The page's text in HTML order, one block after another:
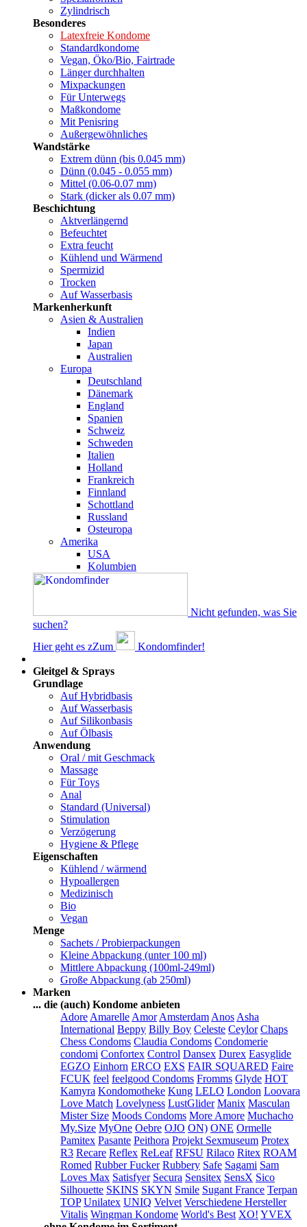
Zylindrisch
Besonderes
Latexfreie Kondome
Standardkondome
Vegan, Öko/Bio, Fairtrade
Länger durchhalten
Mixpackungen
Für Unterwegs
Maßkondome
Mit Penisring
Außergewöhnliches
Wandstärke
Extrem dünn (bis 0.045 mm)
Dünn (0.045 - 0.055 mm)
Mittel (0.06-0.07 mm)
Stark (dicker als 0.07 mm)
Beschichtung
Aktverlängernd
Befeuchtet
Extra feucht
Kühlend und Wärmend
Spermizid
Trocken
Auf Wasserbasis
Markenherkunft
Asien & Australien
Indien
Japan
Australien
Europa
Deutschland
Dänemark
England
Spanien
Schweiz
Schweden
Italien
Holland
Frankreich
Finnland
Schottland
Russland
Osteuropa
Amerika
USA
Kolumbien
Nicht gefunden, was Sie
suchen?
Hier geht es zZum
Kondomfinder!
Gleitgel & Sprays
Grundlage
Auf Hybridbasis
Auf Wasserbasis
Auf Silikonbasis
Auf Ölbasis
Anwendung
Oral / mit Geschmack
Massage
Für Toys
Anal
Standard (Universal)
Stimulation
Verzögerung
Hygiene & Pflege
Eigenschaften
Kühlend / wärmend
Hypoallergen
Medizinisch
Bio
Vegan
Menge
Sachets / Probierpackungen
Kleine Abpackung (unter 100 ml)
Mittlere Abpackung (100ml-249ml)
Große Abpackung (ab 250ml)
Marken
... die (auch) Kondome anbieten
Adore Amarelle Amor Amsterdam Anos Asha
International Beppy Billy Boy Celeste Ceylor Chaps
Chess Condoms Claudia Condoms Condomerie
condomi Confortex Control Dansex Durex Easyglide
EGZO Einhorn ERCO EXS FAIR SQUARED Faire
FCUK feel feelgood Condoms Fromms Glyde HOT
Kamyra Kondomotheke Kung LELO London Loovara
Love Match Lovelyness LustGlider Manix Masculan
Mister Size Moods Condoms More Amore Muchacho
My.Size MyOne Oebre OJO ON) ONE Ormelle
Pamitex Pasante Peithora Projekt Sexmuseum Protex
R3 Recare Reflex ReLeaf RFSU Rilaco Ritex ROAM
Romed Rubber Fucker Rubbery Safe Sagami Sam
Loves Max Satisfyer Secura Sensitex SensX Sico
Silhouette SKINS SKYN Smile Sugant France Terpan
TOP Unilatex UNIQ Velvet Verschiedene Hersteller
Vitalis Wingman Kondome World's Best XO! YVEX